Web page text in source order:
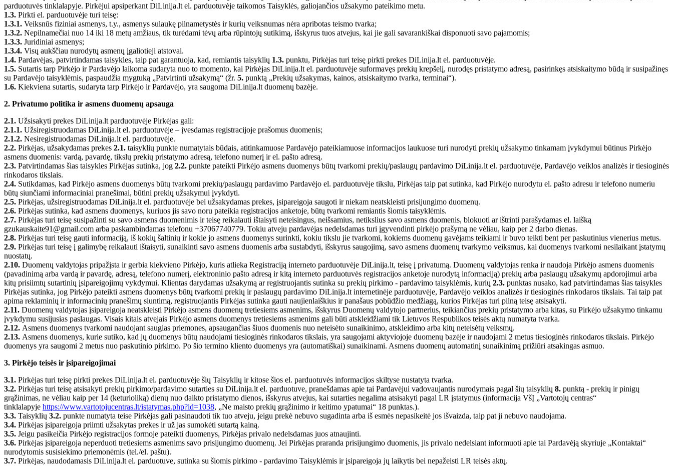
parduotuvės tinklalapyje. Pirkėjui apsiperkant DiLinija.lt el. parduotuvėje taikomos Taisyklės, galiojančios užsakymo pateikimo metu.
1.3. Pirkti el. parduotuvėje turi teisę:
1.3.1. Veiksnūs fiziniai asmenys, t.y., asmenys sulaukę pilnametystės ir kurių veiksnumas nėra apribotas teismo tvarka;
1.3.2. Nepilnamečiai nuo 14 iki 18 metų amžiaus, tik turėdami tėvų arba rūpintojų sutikimą, išskyrus tuos atvejus, kai jie gali savarankiškai disponuoti savo pajamomis;
1.3.3. Juridiniai asmenys;
1.3.4. Visų aukščiau nurodytų asmenų įgaliotieji atstovai.
1.4. Pardavėjas, patvirtindamas taisykles, taip pat garantuoja, kad, remiantis taisyklių 1.3. punktu, Pirkėjas turi teisę pirkti prekes DiLinija.lt el. parduotuvėje.
1.5. Sutartis tarp Pirkėjo ir Pardavėjo laikoma sudaryta nuo to momento, kai Pirkėjas DiLinija.lt el. parduotuvėje suformavęs prekių krepšelį, nurodęs pristatymo adresą, pasirinkęs atsiskaitymo būdą ir susipažinęs
su Pardavėjo taisyklėmis, paspaudžia mygtuką „Patvirtinti užsakymą“ (žr. 5. punktą „Prekių užsakymas, kainos, atsiskaitymo tvarka, terminai“).
1.6. Kiekviena sutartis, sudaryta tarp Pirkėjo ir Pardavėjo, yra saugoma DiLinija.lt duomenų bazėje.
2. Privatumo politika ir asmens duomenų apsauga
2.1. Užsisakyti prekes DiLinija.lt parduotuvėje Pirkėjas gali:
2.1.1. Užsiregistruodamas DiLinija.lt el. parduotuvėje – įvesdamas registracijoje prašomus duomenis;
2.1.2. Nesiregistruodamas DiLinija.lt el. parduotuvėje.
2.2. Pirkėjas, užsakydamas prekes 2.1. taisyklių punkte numatytais būdais, atitinkamuose Pardavėjo pateikiamuose informacijos laukuose turi nurodyti prekių užsakymo tinkamam įvykdymui būtinus Pirkėjo
asmens duomenis: vardą, pavardę, tikslų prekių pristatymo adresą, telefono numerį ir el. pašto adresą.
2.3. Patvirtindamas šias taisykles Pirkėjas sutinka, jog 2.2. punkte pateikti Pirkėjo asmens duomenys būtų tvarkomi prekių/paslaugų pardavimo DiLinija.lt el. parduotuvėje, Pardavėjo veiklos analizės ir tiesioginės
rinkodaros tikslais.
2.4. Sutikdamas, kad Pirkėjo asmens duomenys būtų tvarkomi prekių/paslaugų pardavimo Pardavėjo el. parduotuvėje tikslu, Pirkėjas taip pat sutinka, kad Pirkėjo nurodytu el. pašto adresu ir telefono numeriu
būtų siunčiami informaciniai pranešimai, būtini prekių užsakymui įvykdyti.
2.5. Pirkėjas, užsiregistruodamas DiLinija.lt el. parduotuvėje bei užsakydamas prekes, įsipareigoja saugoti ir niekam neatskleisti prisijungimo duomenų.
2.6. Pirkėjas sutinka, kad asmens duomenys, kuriuos jis savo noru pateikia registracijos anketoje, būtų tvarkomi remiantis šiomis taisyklėmis.
2.7. Pirkėjas turi teisę susipažinti su savo asmens duomenimis ir teisę reikalauti ištaisyti neteisingus, neišsamius, netikslius savo asmens duomenis, blokuoti ar ištrinti parašydamas el. laišką
gzukauskaite91@gmail.com arba paskambindamas telefonu +37067740779. Tokiu atveju pardavėjas nedelsdamas turi įgyvendinti pirkėjo prašymą ne vėliau, kaip per 2 darbo dienas.
2.8. Pirkėjas turi teisę gauti informaciją, iš kokių šaltinių ir kokie jo asmens duomenys surinkti, kokiu tikslu jie tvarkomi, kokiems duomenų gavėjams teikiami ir buvo teikti bent per paskutinius vienerius metus.
2.9. Pirkėjas turi teisę į galimybę reikalauti ištaisyti, sunaikinti savo asmens duomenis arba sustabdyti, išskyrus saugojimą, savo asmens duomenų tvarkymo veiksmus, kai duomenys tvarkomi nesilaikant įstatymų
nuostatų.
2.10. Duomenų valdytojas pripažįsta ir gerbia kiekvieno Pirkėjo, kuris atlieka Registraciją interneto parduotuvėje DiLinija.lt, teisę į privatumą. Duomenų valdytojas renka ir naudoja Pirkėjo asmens duomenis
(pavadinimą arba vardą ir pavardę, adresą, telefono numerį, elektroninio pašto adresą ir kitą interneto parduotuvės registracijos anketoje nurodytą informaciją) prekių arba paslaugų užsakymų apdorojimui arba
kitų prisiimtų sutartinių įsipareigojimų vykdymui. Klientas darydamas užsakymą ar registruojantis sutinka su prekių pirkimo - pardavimo taisyklėmis, kurių 2.3. punktas nusako, kad patvirtindamas šias taisykles
Pirkėjas sutinka, jog Pirkėjo pateikti asmens duomenys būtų tvarkomi prekių ir paslaugų pardavimo DiLinija.lt internetinėje parduotuvėje, Pardavėjo veiklos analizės ir tiesioginės rinkodaros tikslais. Tai taip pat
apima reklaminių ir informacinių pranešimų siuntimą, registruojantis Pirkėjas sutinka gauti naujienlaiškius ir panašaus pobūdžio medžiagą, kurios Pirkėjas turi pilną teisę atsisakyti.
2.11. Duomenų valdytojas įsipareigoja neatskleisti Pirkėjo asmens duomenų tretiesiems asmenims, išskyrus Duomenų valdytojo partnerius, teikiančius prekių pristatymo arba kitas, su Pirkėjo užsakymo tinkamu
įvykdymu susijusias paslaugas. Visais kitais atvejais Pirkėjo asmens duomenys tretiesiems asmenims gali būti atskleidžiami tik Lietuvos Respublikos teisės aktų numatyta tvarka.
2.12. Asmens duomenys tvarkomi naudojant saugias priemones, apsaugančias šiuos duomenis nuo neteisėto sunaikinimo, atskleidimo arba kitų neteisėtų veiksmų.
2.13. Asmens duomenys, kurie sutiko, kad jų duomenys būtų naudojami tiesioginės rinkodaros tikslais, yra saugojami aktyviojoje duomenų bazėje ir naudojami 2 metus tiesioginės rinkodaros tikslais. Pirkėjo
duomenys yra saugomi 2 metus nuo paskutinio pirkimo. Po šio termino kliento duomenys yra (automatiškai) sunaikinami. Asmens duomenų automatinį sunaikinimą prižiūri atsakingas asmuo.
3. Pirkėjo teisės ir įsipareigojimai
3.1. Pirkėjas turi teisę pirkti prekes DiLinija.lt el. parduotuvėje šių Taisyklių ir kitose šios el. parduotuvės informacijos skiltyse nustatyta tvarka.
3.2. Pirkėjas turi teisę atsisakyti prekių pirkimo/pardavimo sutarties su DiLinija.lt el. parduotuve, pranešdamas apie tai Pardavėjui vadovaujantis nurodymais pagal šių taisyklių 8. punktą - prekių ir pinigų
grąžinimas, ne vėliau kaip per 14 (keturioliką) dienų nuo daikto pristatymo dienos, išskyrus atvejus, kai sutarties negalima atsisakyti pagal LR įstatymus (informacija VšĮ „Vartotojų centras“
tinklalapyje https://www.vartotojucentras.lt/istatymas.php?id=1038, „Ne maisto prekių grąžinimo ir keitimo ypatumai“ 18 punktas.).
3.3. Taisyklių 3.2. punkte numatyta teise Pirkėjas gali pasinaudoti tik tuo atveju, jeigu prekė nebuvo sugadinta arba iš esmės nepasikeitė jos išvaizda, taip pat ji nebuvo naudojama.
3.4. Pirkėjas įsipareigoja priimti užsakytas prekes ir už jas sumokėti sutartą kainą.
3.5. Jeigu pasikeičia Pirkėjo registracijos formoje pateikti duomenys, Pirkėjas privalo nedelsdamas juos atnaujinti.
3.6. Pirkėjas įsipareigoja neperduoti tretiesiems asmenims savo prisijungimo duomenų. Jei Pirkėjas praranda prisijungimo duomenis, jis privalo nedelsiant informuoti apie tai Pardavėją skyriuje „Kontaktai“
nurodytomis susisiekimo priemonėmis (tel./el. paštu).
3.7. Pirkėjas, naudodamasis DiLinija.lt el. parduotuve, sutinka su šiomis pirkimo - pardavimo Taisyklėmis ir įsipareigoja jų laikytis bei nepažeisti LR teisės aktų.